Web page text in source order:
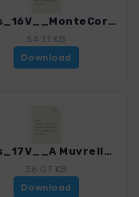
Kors_16V__MonteCorona_4280_18.gpx
54.11 KB
Download
Kors_17V__A Muvrella_4280_18.gpx
36.07 KB
Download